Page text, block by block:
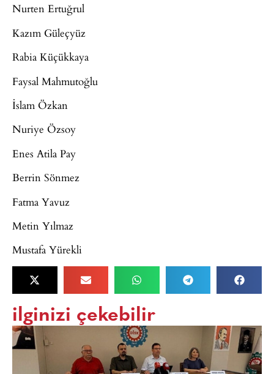
Nurten Ertuğrul
Kazım Güleçyüz
Rabia Küçükkaya
Faysal Mahmutoğlu
İslam Özkan
Nuriye Özsoy
Enes Atila Pay
Berrin Sönmez
Fatma Yavuz
Metin Yılmaz
Mustafa Yürekli
ilginizi çekebilir